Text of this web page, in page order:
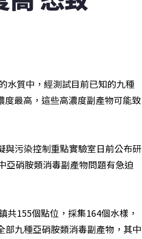
水質中，經測試目前已知的九種
最高，這些高濃度副產物可能致
與污染控制重點實驗室日前公布研
亞硝胺類消毒副產物問題有急迫
共155個點位，採集164個水樣，
九種亞硝胺類消毒副產物，其中